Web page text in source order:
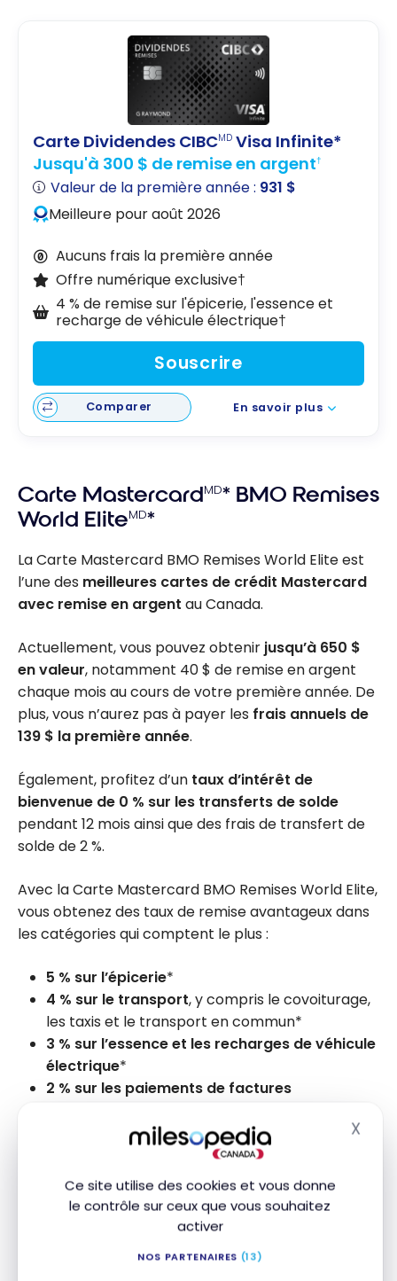
Ce site utilise des cookies et vous donne
le contrôle sur ceux que vous souhaitez
activer
NOS PARTENAIRES (13)
X
Carte Dividendes CIBCMD Visa Infinite*
Jusqu'à 300 $ de remise en argent†
Valeur de la première année : 931 $
Meilleure pour août 2026
Aucuns frais la première année
Offre numérique exclusive†
4 % de remise sur l'épicerie, l'essence et
recharge de véhicule électrique†
Souscrire
Comparer En savoir plus
Carte MastercardMD* BMO Remises
World EliteMD*
La Carte Mastercard BMO Remises World Elite est
l’une des meilleures cartes de crédit Mastercard
avec remise en argent au Canada.
Actuellement, vous pouvez obtenir jusqu’à 650 $
en valeur, notamment 40 $ de remise en argent
chaque mois au cours de votre première année. De
plus, vous n’aurez pas à payer les frais annuels de
139 $ la première année.
Également, profitez d’un taux d’intérêt de
bienvenue de 0 % sur les transferts de solde
pendant 12 mois ainsi que des frais de transfert de
solde de 2 %.
Avec la Carte Mastercard BMO Remises World Elite,
vous obtenez des taux de remise avantageux dans
les catégories qui comptent le plus :
5 % sur l’épicerie*
4 % sur le transport, y compris le covoiturage,
les taxis et le transport en commun*
3 % sur l’essence et les recharges de véhicule
électrique*
2 % sur les paiements de factures
1 % de remise en argent sur tous les autres
, sans limite sur le montant des remises
que vous pouvez accumuler*
Vous profitez également d’avantages pratiques
Pass fourni par DragonPass, lesservices